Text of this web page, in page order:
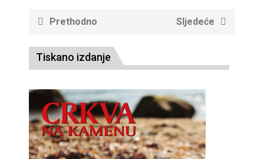
Prethodno Sljedeće
Tiskano izdanje